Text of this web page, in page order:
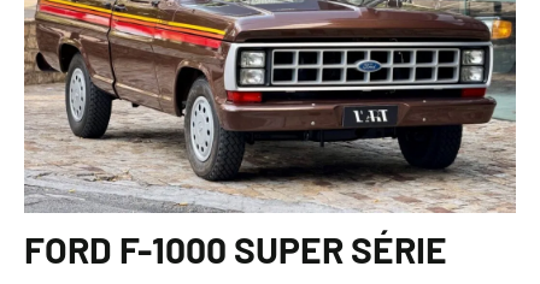
FORD F-1000 SUPER SÉRIE